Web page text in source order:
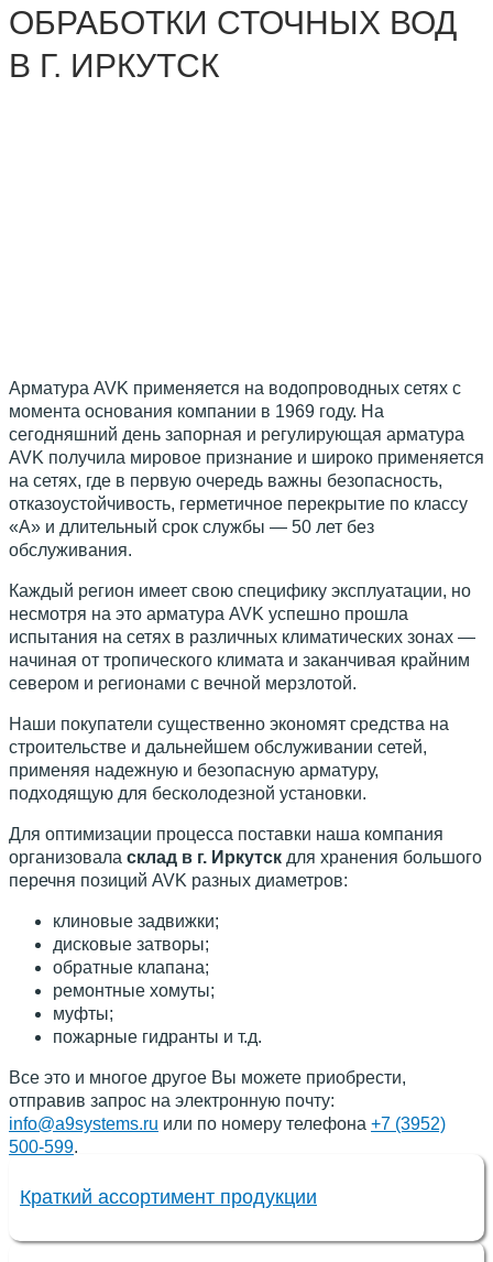
ОБРАБОТКИ СТОЧНЫХ ВОД
В Г. ИРКУТСК
Арматура AVK применяется на водопроводных сетях с
момента основания компании в 1969 году. На
сегодняшний день запорная и регулирующая арматура
AVK получила мировое признание и широко применяется
на сетях, где в первую очередь важны безопасность,
отказоустойчивость, герметичное перекрытие по классу
«А» и длительный срок службы — 50 лет без
обслуживания.
Каждый регион имеет свою специфику эксплуатации, но
несмотря на это арматура AVK успешно прошла
испытания на сетях в различных климатических зонах —
начиная от тропического климата и заканчивая крайним
севером и регионами с вечной мерзлотой.
Наши покупатели существенно экономят средства на
строительстве и дальнейшем обслуживании сетей,
применяя надежную и безопасную арматуру,
подходящую для бесколодезной установки.
Для оптимизации процесса поставки наша компания
организовала склад в г. Иркутск для хранения большого
перечня позиций AVK разных диаметров:
клиновые задвижки;
дисковые затворы;
обратные клапана;
ремонтные хомуты;
муфты;
пожарные гидранты и т.д.
Все это и многое другое Вы можете приобрести,
отправив запрос на электронную почту:
info@a9systems.ru или по номеру телефона +7 (3952)
500-599.
Краткий ассортимент продукции